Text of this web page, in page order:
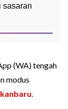
sasaran
(WA) tengah
modus
.